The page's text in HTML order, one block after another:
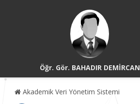
Öğr. Gör. BAHADIR DEMİRCAN
Akademik Veri Yönetim Sistemi